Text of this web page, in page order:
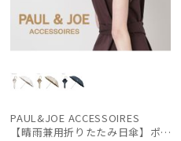
PAUL&JOE ACCESSOIRES
【晴雨兼用折りたたみ日傘】ポール & ジョー (PAUL & JOE ACCESSOIRES) クリザンテームワンポイントフリル 一級遮光99.99% 遮熱 UV 晴雨兼用